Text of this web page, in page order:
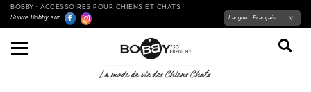
BOBBY - ACCESSOIRES POUR CHIENS ET CHATS
Suivre Bobby sur Langue : Français